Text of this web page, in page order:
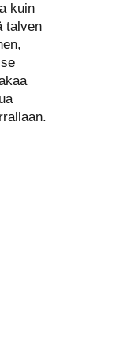
kuin
talven